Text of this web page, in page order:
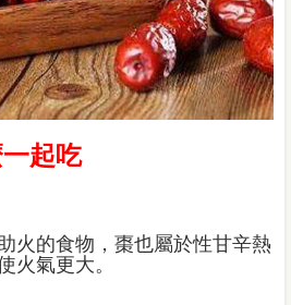
起吃
火的食物，棗也屬於性甘辛熱
火氣更大。